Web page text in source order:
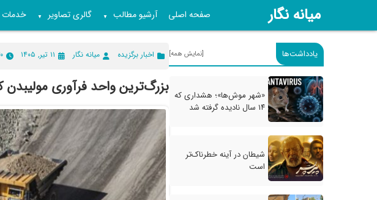
میانه نگار صفحه اصلی آرشیو مطالب ▼ گالری تصاویر ▼ خدمات
یادداشت‌ها [نمایش همه]
«شهر موش‌ها»؛ هشداری که
۱۴ سال نادیده گرفته شد
شیطان در آینه خطرناک‌تر
است
اخبار برگزیده میانه نگار ۱۱ تیر, ۱۴۰۵
بزرگ‌ترین واحد فرآوری مولیبدن